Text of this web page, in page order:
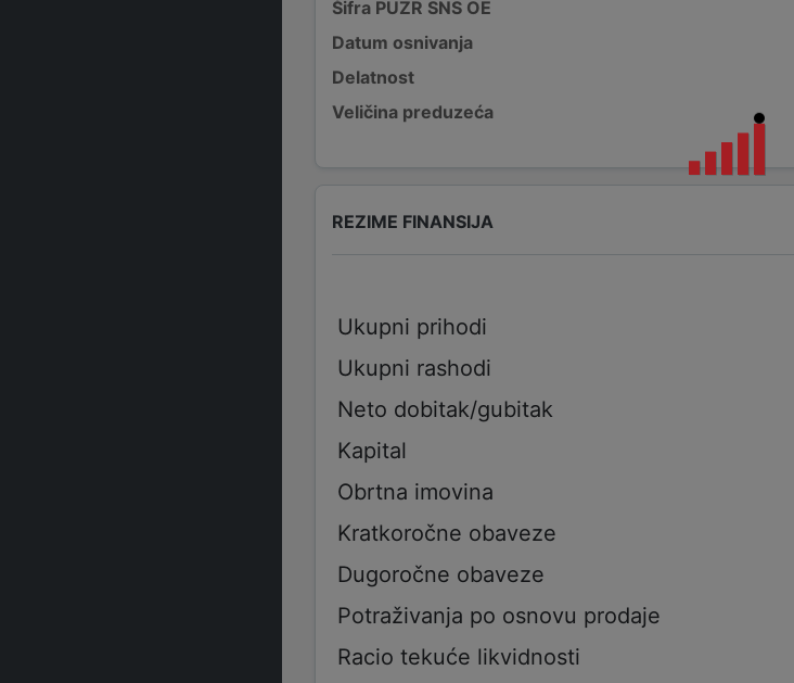
Šifra PUZR SNS OE
Datum osnivanja
Delatnost
Veličina preduzeća
REZIME FINANSIJA
Ukupni prihodi
Ukupni rashodi
Neto dobitak/gubitak
Kapital
Obrtna imovina
Kratkoročne obaveze
Dugoročne obaveze
Potraživanja po osnovu prodaje
Racio tekuće likvidnosti